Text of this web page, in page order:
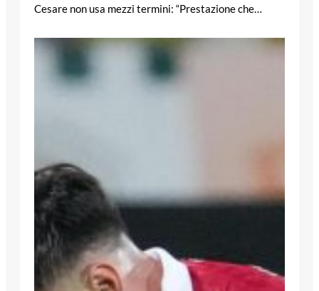
Cesare non usa mezzi termini: “Prestazione che…